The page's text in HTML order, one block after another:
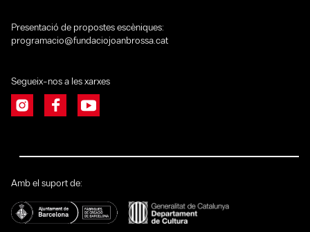
Presentació de propostes escèniques:
programacio@fundaciojoanbrossa.cat
Segueix-nos a les xarxes
Amb el suport de: